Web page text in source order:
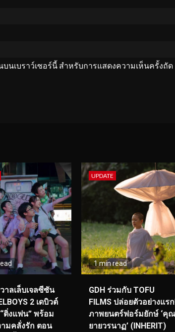
นเบราว์เซอร์นี้ สำหรับการแสดงความเห็นครั้งถัด
าลเล็บเจลซีซัน
2 เดบิวต์
ติ่งแฟน” พร้อม
ามคลั่งรัก ตอน
UPDATE
1 min read
GDH ร่วมกับ TOFU
FILMS ปล่อยตัวอย่างแร
ภาพยนตร์ฟอร์มยักษ์ ‘คุณ
ยายวรนาฏ’ (INHERIT)